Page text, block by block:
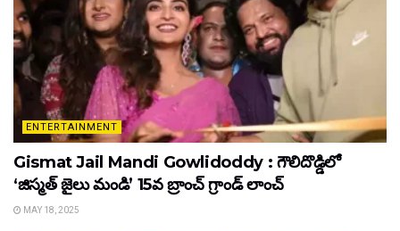
ENTERTAINMENT
Gismat Jail Mandi Gowlidoddy : గౌలిదొడ్డిలో
‘జిస్మత్ జైలు మండి’ 15వ బ్రాంచ్ గ్రాండ్ లాంచ్
MAY 18, 2025